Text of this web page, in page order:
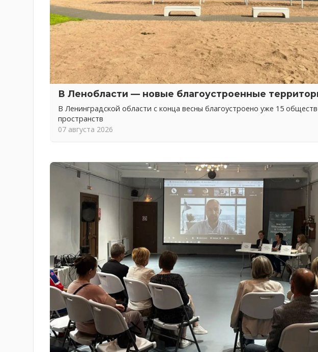
В Ленобласти — новые благоустроенные
В Ленинградской области с конца весны благоустроено уже 15
пространств
07 августа 2026